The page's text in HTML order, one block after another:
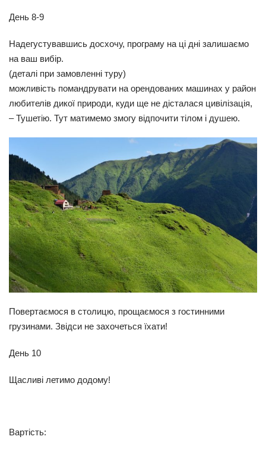
День 8-9
Надегустувавшись досхочу, програму на ці дні залишаємо
на ваш вибір.
(деталі при замовленні туру)
можливість помандрувати на орендованих машинах у район
любителів дикої природи, куди ще не дісталася цивілізація,
– Тушетію. Тут матимемо змогу відпочити тілом і душею.
Повертаємося в столицю, прощаємося з гостинними
грузинами. Звідси не захочеться їхати!
День 10
Щасливі летимо додому!
Вартість: